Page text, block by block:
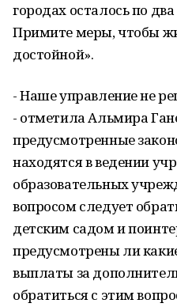
городах осталось по
Примите меры, чтобы
достойной».
- Наше управление не
- отметила Альмира
предусмотренные
находятся в ведении
образовательных
вопросом следует
детским садом и
предусмотрены ли
выплаты за
обратиться с этим